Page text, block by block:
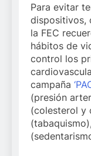
Para evitar
dispositivos,
la FEC
hábitos de
control los
campaña
(presión
(colesterol y